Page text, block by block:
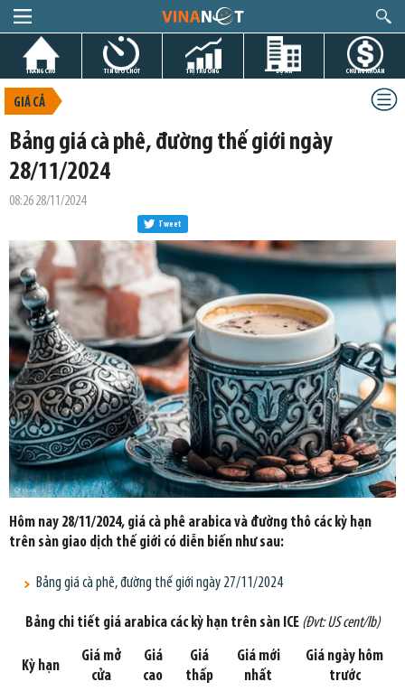
TRANG CHỦ TIN GIỜ CHÓT THỊ TRƯỜNG DỰ ÁN CHỨNG KHOÁN
GIÁ CẢ
Bảng giá cà phê, đường thế giới ngày
28/11/2024
08:26 28/11/2024
Tweet
Hôm nay 28/11/2024, giá cà phê arabica và đường thô các kỳ hạn
trên sàn giao dịch thế giới có diễn biến như sau:
Bảng giá cà phê, đường thế giới ngày 27/11/2024
Bảng chi tiết giá arabica các kỳ hạn trên sàn ICE (Đvt: US cent/lb)
Kỳ hạn
Giá mở
cửa
Giá
cao
Giá
thấp
Giá mới
nhất
Giá ngày hôm
trước